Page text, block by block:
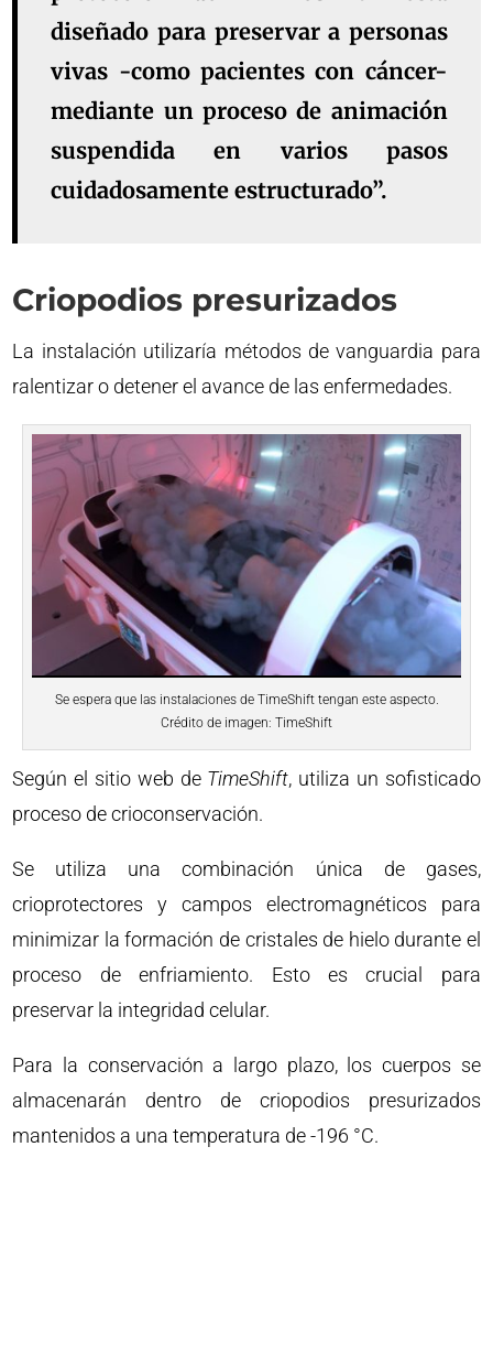
diseñado para preservar a personas
vivas -como pacientes con cáncer-
mediante un proceso de animación
suspendida en varios pasos
cuidadosamente estructurado”.
Criopodios presurizados
La instalación utilizaría métodos de vanguardia para
ralentizar o detener el avance de las enfermedades.
Se espera que las instalaciones de TimeShift tengan este aspecto.
Crédito de imagen: TimeShift
Según el sitio web de TimeShift, utiliza un sofisticado
proceso de crioconservación.
Se utiliza una combinación única de gases,
crioprotectores y campos electromagnéticos para
minimizar la formación de cristales de hielo durante el
proceso de enfriamiento. Esto es crucial para
preservar la integridad celular.
Para la conservación a largo plazo, los cuerpos se
almacenarán dentro de criopodios presurizados
mantenidos a una temperatura de -196 °C.